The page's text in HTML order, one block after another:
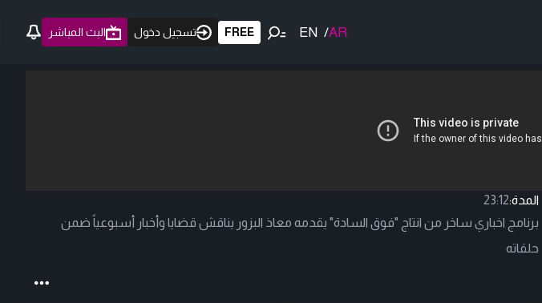
AR
/
EN
FREE تسجيل دخول البث المباشر
المدة:23:12
برنامج اخباري ساخر من انتاج "فوق السادة" يقدمه معاذ البزور يناقش قضايا وأخبار أسبوعياً ضمن
حلقاته